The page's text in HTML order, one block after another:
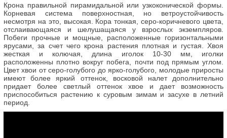
Крона правильной пирамидальной или узкоконической формы.
Корневая система поверхностная, но ветроустойчивость
несмотря на это, высокая. Кора тонкая, серо-коричневого цвета,
отслаивающаяся и шелушащаяся у взрослых экземпляров.
Побеги прочные и мощные, расположенные горизонтальными
ярусами, за счет чего крона растения плотная и густая. Хвоя
жесткая и колючая, длина иголок 10-30 мм, иголки
расположенны плотно вокруг побега, почти под прямым углом.
Цвет хвои от серо-голубого до ярко-голубого, молодые приросты
имеют более яркий оттенок, восковой налет дополнительно
придает более светлый оттенок хвое и дает возможность
приспособиться растению к суровым зимам и засухе в летний
период.